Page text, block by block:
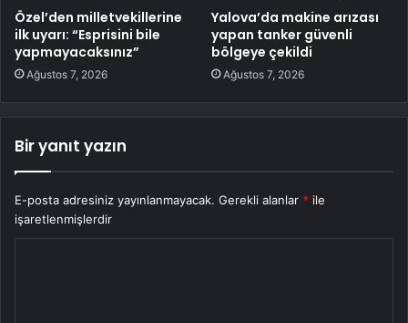
Özel’den milletvekillerine
ilk uyarı: “Esprisini bile
yapmayacaksınız”
Ağustos 7, 2026
Yalova’da makine arızası
yapan tanker güvenli
bölgeye çekildi
Ağustos 7, 2026
Bir yanıt yazın
E-posta adresiniz yayınlanmayacak. Gerekli alanlar * ile
işaretlenmişlerdir